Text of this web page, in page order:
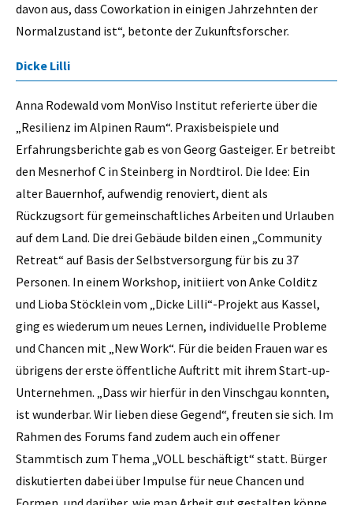
davon aus, dass Coworkation in einigen Jahrzehnten der
Normalzustand ist“, betonte der Zukunftsforscher.
Dicke Lilli
Anna Rodewald vom MonViso Institut referierte über die
„Resilienz im Alpinen Raum“. Praxisbeispiele und
Erfahrungsberichte gab es von Georg Gasteiger. Er betreibt
den Mesnerhof C in Steinberg in Nordtirol. Die Idee: Ein
alter Bauernhof, aufwendig renoviert, dient als
Rückzugsort für gemeinschaftliches Arbeiten und Urlauben
auf dem Land. Die drei Gebäude bilden einen „Community
Retreat“ auf Basis der Selbstversorgung für bis zu 37
Personen. In einem Workshop, initiiert von Anke Colditz
und Lioba Stöcklein vom „Dicke Lilli“-Projekt aus Kassel,
ging es wiederum um neues Lernen, individuelle Probleme
und Chancen mit „New Work“. Für die beiden Frauen war es
übrigens der erste öffentliche Auftritt mit ihrem Start-up-
Unternehmen. „Dass wir hierfür in den Vinschgau konnten,
ist wunderbar. Wir lieben diese Gegend“, freuten sie sich. Im
Rahmen des Forums fand zudem auch ein offener
Stammtisch zum Thema „VOLL beschäftigt“ statt. Bürger
diskutierten dabei über Impulse für neue Chancen und